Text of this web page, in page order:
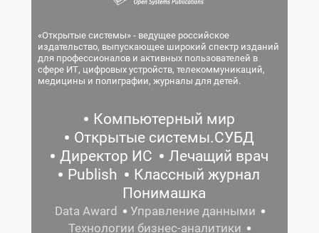
«Открытые системы» - ведущее российское
издательство, выпускающее широкий спектр изданий
для профессионалов и активных пользователей в
сфере ИТ, цифровых устройств, телекоммуникаций,
медицины и полиграфии, журналы для детей.
Компьютерный мир
Открытые системы.СУБД
Директор ИС
Лечащий врач
Publish
Классный журнал
Понимашка
Data Award
Управление данными
Технологии бизнес-аналитики